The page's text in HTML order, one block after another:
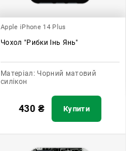
Apple iPhone 14 Plus
Чохол "Рибки Інь Янь"
Матеріал: Чорний матовий
силікон
430 ₴ Купити